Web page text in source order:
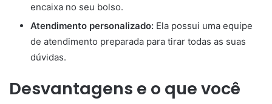
encaixa no seu bolso.
Atendimento personalizado: Ela possui uma equipe
de atendimento preparada para tirar todas as suas
dúvidas.
Desvantagens e o que você